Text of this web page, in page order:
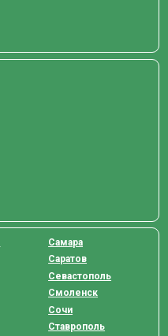
Самара
Саратов
Севастополь
Смоленск
Сочи
Ставрополь